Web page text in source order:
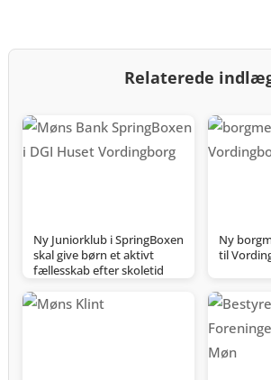
Relaterede
Ny Juniorklub i SpringBoxen
skal give børn et aktivt
fællesskab efter skoletid
Ny
til